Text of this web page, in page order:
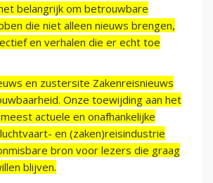
belangrijk om betrouwbare
die niet alleen nieuws brengen,
en verhalen die er echt toe
en zustersite Zakenreisnieuws
Onze toewijding aan het
actuele en onafhankelijke
en (zaken)reisindustrie
bron voor lezers die graag
blijven.